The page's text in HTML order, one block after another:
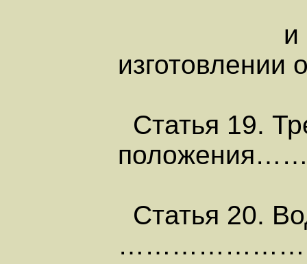
и
Статья 19.
Статья 20.